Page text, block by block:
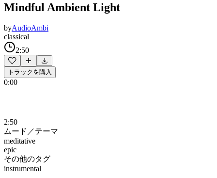
Mindful Ambient Light
byAudioAmbi
classical
2:50
トラックを購入
0:00
2:50
ムード／テーマ
meditative
epic
その他のタグ
instrumental